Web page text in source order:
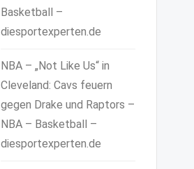
Basketball –
diesportexperten.de
NBA – „Not Like Us“ in
Cleveland: Cavs feuern
gegen Drake und Raptors –
NBA – Basketball –
diesportexperten.de